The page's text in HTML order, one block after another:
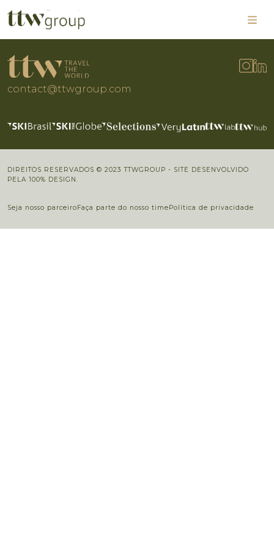
contact@ttwgroup.com
DIREITOS RESERVADOS © 2023 TTWGROUP - SITE DESENVOLVIDO
PELA 100% DESIGN.
Seja nosso parceiroFaça parte do nosso timePolítica de privacidade